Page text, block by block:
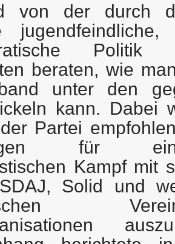
von der durch
beraten, wie
unter den
kann. Dabei
Partei
für
Kampf mit
Solid und